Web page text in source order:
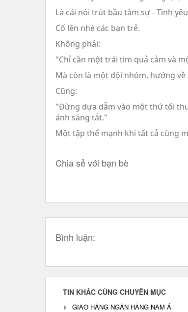
Là cái nôi trút bầu tâm sự - Tình
Cố lên nhé các bạn trẻ.
Không phải:
"Chỉ cần một trái tim quả cảm và
Mà còn là một đội nhóm, hướng
Cũng:
"Đừng dựa dẫm vào một thứ tối
ánh sáng tắt."
Một tập thể mạnh khi tất cả cùng
Chia sẻ với bạn bè
Bình luận:
TIN KHÁC CÙNG CHUYÊN MỤC
GIAO HÀNG NGÂN HÀNG NAM Á